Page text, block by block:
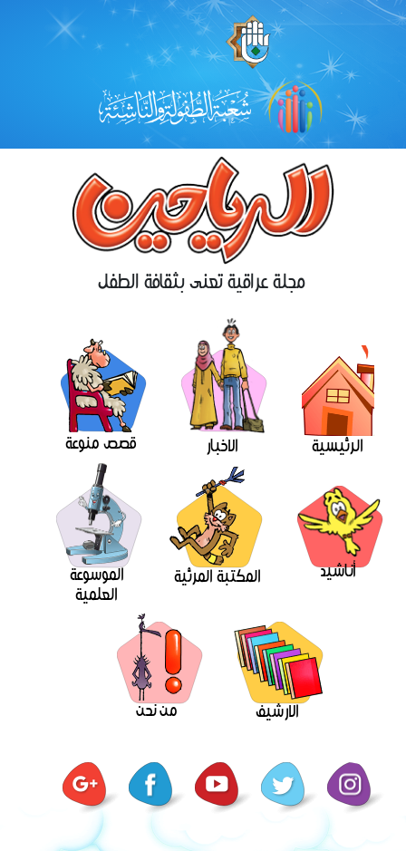
مجلة عراقية تعنى بثقافة الطفل
الرئيسية الاخبار قصص منوعة
أناشيد المكتبة المرئية الموسوعة
العلمية
الارشيف من نحن